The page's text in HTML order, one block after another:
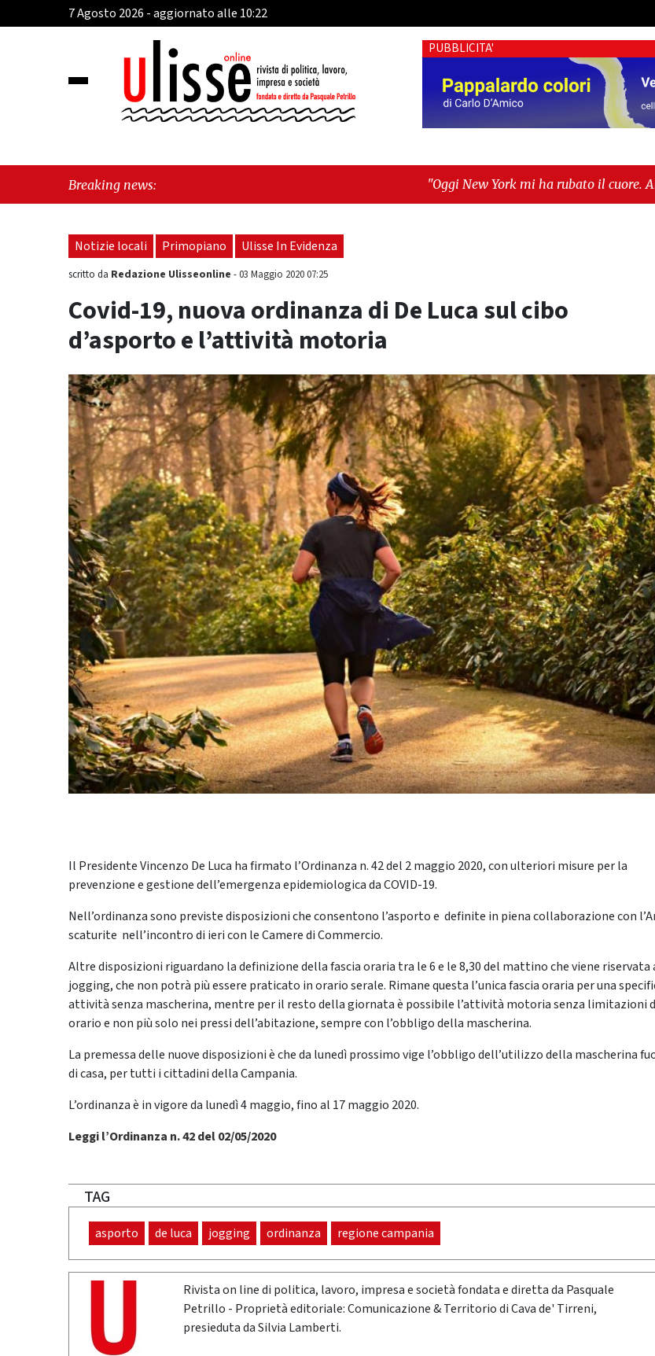
7 Agosto 2026 - aggiornato alle 10:22
PUBBLICITA'
Breaking news: "Oggi New York mi ha rubato il cuore. Ancora" -"Vietri sul
approvate al buio e Tari con dati errati. Ora esposto alla
Notizie locali Primopiano Ulisse In Evidenza
scritto da Redazione Ulisseonline -03 Maggio 2020 07:25
Covid-19, nuova ordinanza di De Luca sul cibo
d’asporto e l’attività motoria
Il Presidente Vincenzo De Luca ha firmato l’Ordinanza n. 42 del 2 maggio 2020, con ulteriori misure per la
prevenzione e gestione dell’emergenza epidemiologica da COVID-19.
Nell’ordinanza sono previste disposizioni che consentono l’asporto e definite in piena collaborazione con
scaturite nell’incontro di ieri con le Camere di Commercio.
Altre disposizioni riguardano la definizione della fascia oraria tra le 6 e le 8,30 del mattino che viene riservata
jogging, che non potrà più essere praticato in orario serale. Rimane questa l’unica fascia oraria per una
attività senza mascherina, mentre per il resto della giornata è possibile l’attività motoria senza limitazioni
orario e non più solo nei pressi dell’abitazione, sempre con l’obbligo della mascherina.
La premessa delle nuove disposizioni è che da lunedì prossimo vige l’obbligo dell’utilizzo della mascherina
di casa, per tutti i cittadini della Campania.
L’ordinanza è in vigore da lunedì 4 maggio, fino al 17 maggio 2020.
Leggi l’Ordinanza n. 42 del 02/05/2020
TAG
asporto de luca jogging ordinanza regione campania
Rivista on line di politica, lavoro, impresa e società fondata e diretta da Pasquale
Petrillo - Proprietà editoriale: Comunicazione & Territorio di Cava de' Tirreni,
presieduta da Silvia Lamberti.